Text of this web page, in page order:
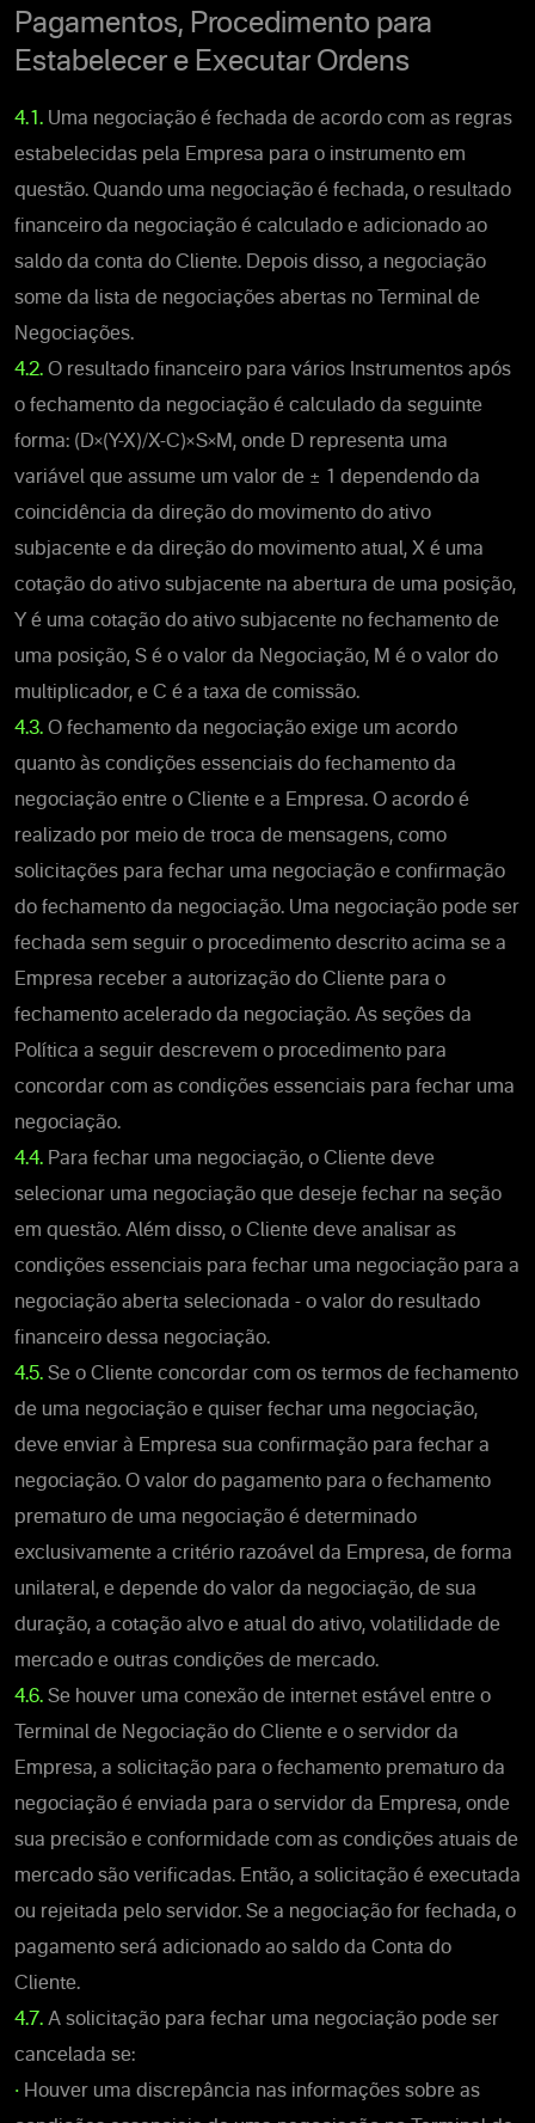
Pagamentos, Procedimento para
Estabelecer e Executar Ordens
4.1. Uma negociação é fechada de acordo com as regras
estabelecidas pela Empresa para o instrumento em
questão. Quando uma negociação é fechada, o resultado
financeiro da negociação é calculado e adicionado ao
saldo da conta do Cliente. Depois disso, a negociação
some da lista de negociações abertas no Terminal de
Negociações.
4.2. O resultado financeiro para vários Instrumentos após
o fechamento da negociação é calculado da seguinte
forma: (D×(Y-X)/X-C)×S×M, onde D representa uma
variável que assume um valor de ± 1 dependendo da
coincidência da direção do movimento do ativo
subjacente e da direção do movimento atual, X é uma
cotação do ativo subjacente na abertura de uma posição,
Y é uma cotação do ativo subjacente no fechamento de
uma posição, S é o valor da Negociação, M é o valor do
multiplicador, e C é a taxa de comissão.
4.3. O fechamento da negociação exige um acordo
quanto às condições essenciais do fechamento da
negociação entre o Cliente e a Empresa. O acordo é
realizado por meio de troca de mensagens, como
solicitações para fechar uma negociação e confirmação
do fechamento da negociação. Uma negociação pode ser
fechada sem seguir o procedimento descrito acima se a
Empresa receber a autorização do Cliente para o
fechamento acelerado da negociação. As seções da
Política a seguir descrevem o procedimento para
concordar com as condições essenciais para fechar uma
negociação.
4.4. Para fechar uma negociação, o Cliente deve
selecionar uma negociação que deseje fechar na seção
em questão. Além disso, o Cliente deve analisar as
condições essenciais para fechar uma negociação para a
negociação aberta selecionada - o valor do resultado
financeiro dessa negociação.
4.5. Se o Cliente concordar com os termos de fechamento
de uma negociação e quiser fechar uma negociação,
deve enviar à Empresa sua confirmação para fechar a
negociação. O valor do pagamento para o fechamento
prematuro de uma negociação é determinado
exclusivamente a critério razoável da Empresa, de forma
unilateral, e depende do valor da negociação, de sua
duração, a cotação alvo e atual do ativo, volatilidade de
mercado e outras condições de mercado.
4.6. Se houver uma conexão de internet estável entre o
Terminal de Negociação do Cliente e o servidor da
Empresa, a solicitação para o fechamento prematuro da
negociação é enviada para o servidor da Empresa, onde
sua precisão e conformidade com as condições atuais de
mercado são verificadas. Então, a solicitação é executada
ou rejeitada pelo servidor. Se a negociação for fechada, o
pagamento será adicionado ao saldo da Conta do
Cliente.
4.7. A solicitação para fechar uma negociação pode ser
cancelada se:
• Houver uma discrepância nas informações sobre as